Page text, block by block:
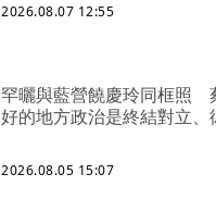
2026.08.07 12:55
罕曬與藍營饒慶玲同框照
好的地方政治是終結對立、
2026.08.05 15:07